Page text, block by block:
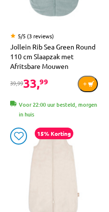
5/5 (3 reviews)
Jollein Rib Sea Green Round
110 cm Slaapzak met
Afritsbare Mouwen
39,9933,99
Voor 22:00 uur besteld, morgen
in huis
15% Korting